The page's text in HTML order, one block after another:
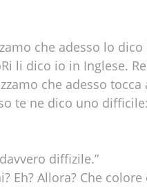
che adesso lo
Ri li dico io in Inglese. R
che adesso tocca
te ne dico uno
diffizile.”
Eh? Allora? Che colore